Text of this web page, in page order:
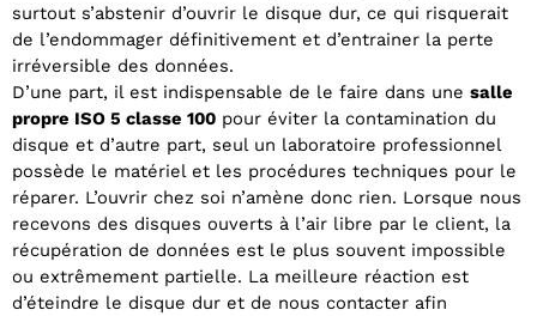
surtout s’abstenir d’ouvrir le disque dur, ce qui risquerait
de l’endommager définitivement et d’entrainer la perte
irréversible des données.
D’une part, il est indispensable de le faire dans une salle
propre ISO 5 classe 100 pour éviter la contamination du
disque et d’autre part, seul un laboratoire professionnel
possède le matériel et les procédures techniques pour le
réparer. L’ouvrir chez soi n’amène donc rien. Lorsque nous
recevons des disques ouverts à l’air libre par le client, la
récupération de données est le plus souvent impossible
ou extrêmement partielle. La meilleure réaction est
d’éteindre le disque dur et de nous contacter afin